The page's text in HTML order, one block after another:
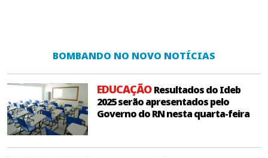
BOMBANDO NO NOVO NOTÍCIAS
EDUCAÇÃOResultados do Ideb
2025 serão apresentados pelo
Governo do RN nesta quarta-feira